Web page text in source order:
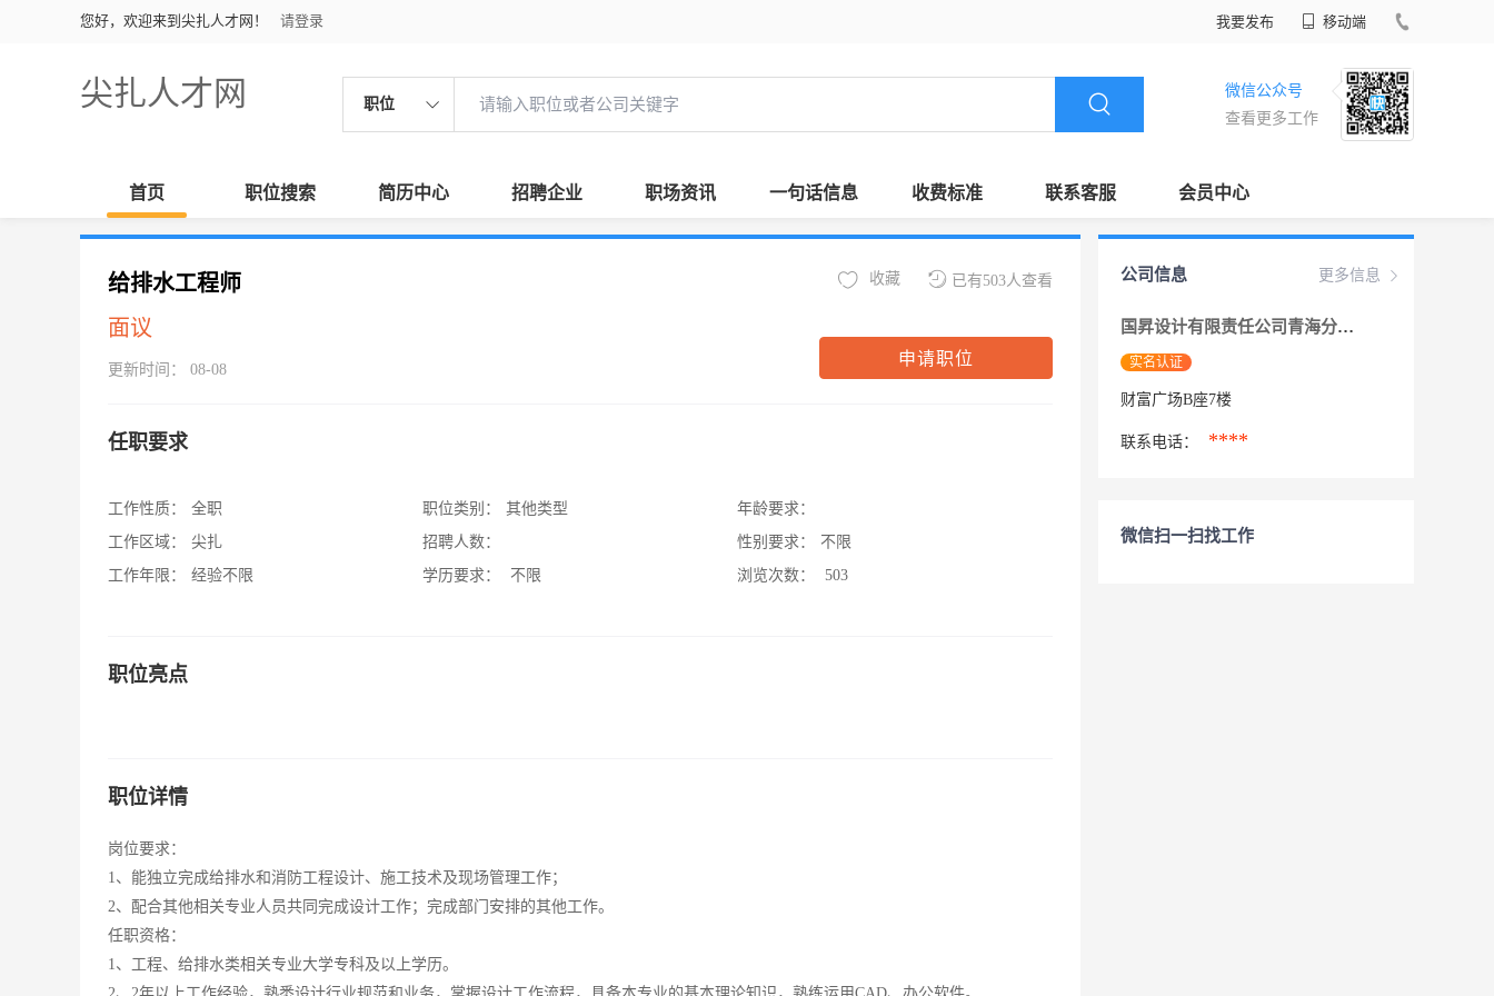
您好，欢迎来到尖扎人才网！ 请登录 我要发布 移动端
尖扎人才网 职位
微信公众号
查看更多工作
首页 职位搜索 简历中心 招聘企业 职场资讯 一句话信息 收费标准 联系客服 会员中心
给排水工程师
面议
更新时间： 08-08
已有503人查看
收藏
申请职位
任职要求
工作性质：
全职
工作区域：
尖扎
工作年限：
经验不限
职位类别：
其他类型
招聘人数：
学历要求：
不限
年龄要求：
性别要求：
不限
浏览次数：
503
职位亮点
职位详情
岗位要求：
1、能独立完成给排水和消防工程设计、施工技术及现场管理工作；
2、配合其他相关专业人员共同完成设计工作；完成部门安排的其他工作。
任职资格：
1、工程、给排水类相关专业大学专科及以上学历。
更多信息
公司信息
国昇设计有限责任公司青海分公司
实名认证
财富广场B座7楼
联系电话： ****
微信扫一扫找工作